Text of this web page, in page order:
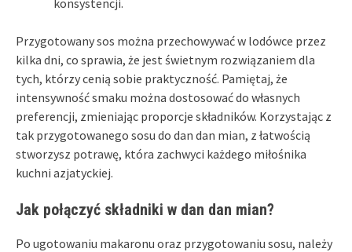
konsystencji.
Przygotowany sos można przechowywać w lodówce przez
kilka dni, co sprawia, że jest świetnym rozwiązaniem dla
tych, którzy cenią sobie praktyczność. Pamiętaj, że
intensywność smaku można dostosować do własnych
preferencji, zmieniając proporcje składników. Korzystając z
tak przygotowanego sosu do dan dan mian, z łatwością
stworzysz potrawę, która zachwyci każdego miłośnika
kuchni azjatyckiej.
Jak połączyć składniki w dan dan mian?
Po ugotowaniu makaronu oraz przygotowaniu sosu, należy